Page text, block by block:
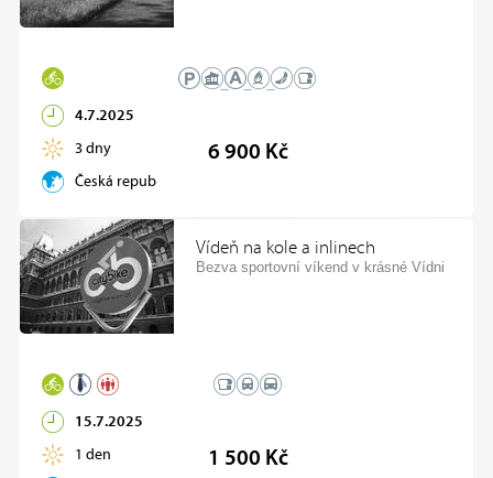
4.7.2025
3 dny
Česká republika
6 900 Kč
Vídeň na kole a inlinech
Bezva sportovní víkend v krásné Vídni
15.7.2025
1 den
1 500 Kč